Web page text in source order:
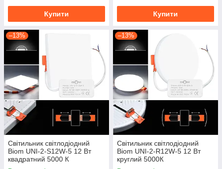
Купити Купити
–13%
Світильник світлодіодний
Biom UNI-2-S12W-5 12 Вт
квадратний 5000 К
–13%
Світильник світлодіодний
Biom UNI-2-R12W-5 12 Вт
круглий 5000К